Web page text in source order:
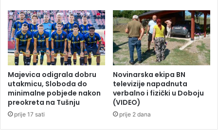
l
i
o
n
a
m
a
r
a
k
a
,
S
r
b
i
a
z
a
u
z
Majevica odigrala dobru
utakmicu, Sloboda do
minimalne pobjede nakon
preokreta na Tušnju
prije 17 sati
Novinarska ekipa BN
televizije napadnuta
verbalno i fizički u Doboju
(VIDEO)
prije 2 dana